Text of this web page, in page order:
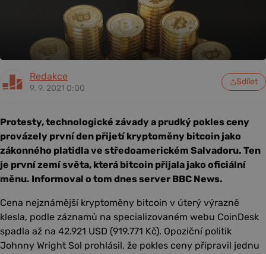
Redakce
9. 9. 2021 0:00
Sdílet
Protesty, technologické závady a prudký pokles ceny
provázely první den přijetí kryptoměny bitcoin jako
zákonného platidla ve středoamerickém Salvadoru. Ten
je první zemí světa, která bitcoin přijala jako oficiální
měnu. Informoval o tom dnes server BBC News.
Cena nejznámější kryptoměny bitcoin v úterý výrazně
klesla, podle záznamů na specializovaném webu CoinDesk
spadla až na 42.921 USD (919.771 Kč). Opoziční politik
Johnny Wright Sol prohlásil, že pokles ceny připravil jednu